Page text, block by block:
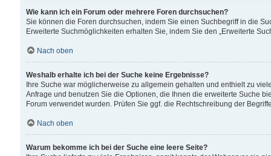
Wie kann ich ein Forum oder mehrere Foren durchsuchen?
Sie können die Foren durchsuchen, indem Sie einen Suchbegriff in die
Erweiterte Suchmöglichkeiten erhalten Sie, indem Sie den „Erweiterte
Nach oben
Weshalb erhalte ich bei der Suche keine Ergebnisse?
Ihre Suche war möglicherweise zu allgemein gehalten und enthielt zu
Anfrage und benutzen Sie die Optionen, die Ihnen die erweiterte Suche
Forum verwendet wurden. Prüfen Sie ggf. die Rechtschreibung der
Nach oben
Warum bekomme ich bei der Suche eine leere Seite?